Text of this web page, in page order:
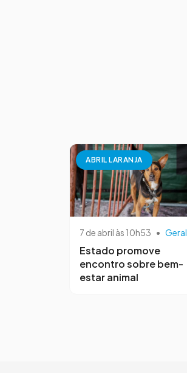
ABRIL LARANJA
7 de abril às 10h53 • Geral
Estado promove
encontro sobre bem-
estar animal